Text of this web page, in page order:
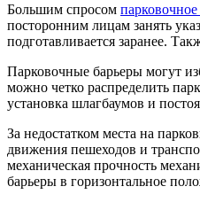
Большим спросом
посторонним лицам занять
подготавливается заранее.
Парковочные барьеры могут
можно четко распределить
установка шлагбаумов и
За недостатком места на
движения пешеходов и
механическая прочность
барьеры в горизонтальное